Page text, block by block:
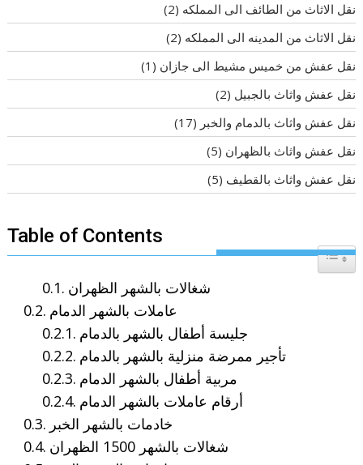
نقل الاثاث من الطائف الى المملكه (2)
نقل الاثاث من المدينه الى المملكه (2)
نقل عفش من خميس مشيط الى جازان (1)
نقل عفش واثاث بالجبيل (2)
نقل عفش واثاث بالدمام والخبر (17)
نقل عفش واثاث بالظهران (5)
نقل عفش واثاث بالقطيف (5)
Table of Contents
Toggle
شغالات بالشهر الظهران
عاملات بالشهر الدمام
جليسة أطفال بالشهر بالدمام
تأجير ممرضة منزلية بالشهر بالدمام
مربية أطفال بالشهر الدمام
أرقام عاملات بالشهر الدمام
خادمات بالشهر الخبر
شغالات بالشهر 1500 الظهران